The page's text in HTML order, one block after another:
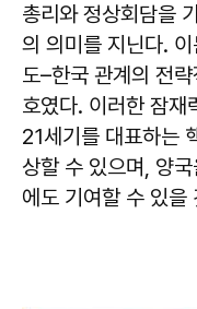
총리와 정상회담을
의 의미를 지닌다.
도–한국 관계의 전
호였다. 이러한 잠재
21세기를 대표하는
상할 수 있으며, 양
에도 기여할 수 있을